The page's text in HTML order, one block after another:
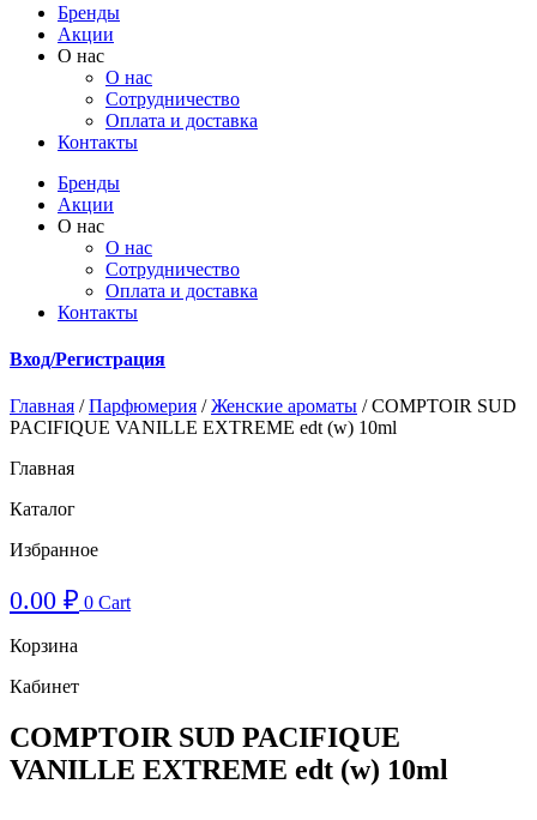
Бренды
Акции
О нас
О нас
Cотрудничество
Оплата и доставка
Контакты
Бренды
Акции
О нас
О нас
Cотрудничество
Оплата и доставка
Контакты
Вход/Регистрация
Главная /Парфюмерия /Женские ароматы / COMPTOIR SUD
PACIFIQUE VANILLE EXTREME edt (w) 10ml
Главная
Каталог
Избранное
0.00 ₽ 0 Cart
Корзина
Кабинет
COMPTOIR SUD PACIFIQUE
VANILLE EXTREME edt (w) 10ml